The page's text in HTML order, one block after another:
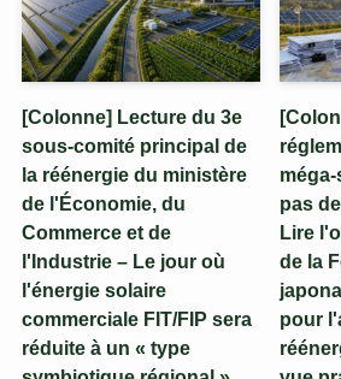
[Colonne] Lecture du 3e
sous-comité principal de
la réénergie du ministère
de l'Économie, du
Commerce et de
l'Industrie – Le jour où
l'énergie solaire
commerciale FIT/FIP sera
réduite à un « type
pas
Lire
de la
pour